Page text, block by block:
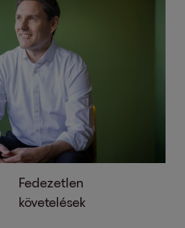
Fedezetlen
követelések